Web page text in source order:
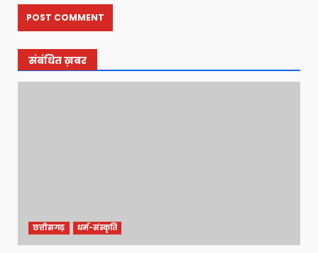
संबंधित ख़बर
छत्तीसगढ़ धर्म-संस्कृति